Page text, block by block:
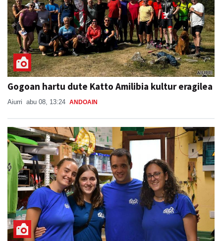
Gogoan hartu dute Katto Amilibia kultur eragilea
Aiurri abu 08, 13:24 ANDOAIN